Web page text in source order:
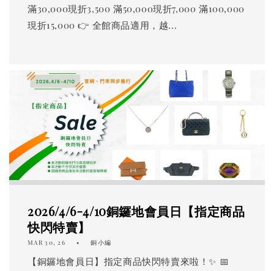
滿30,000現折3,500 滿50,000現折7,000 滿100,000
現折15,000 👉 全館商品適用，越...
2026/4/6-4/10銅鑼地會員日【指定商品
快閃特賣】
MAR 30, 26 銅小編
【銅鑼地會員日】指定商品快閃特賣來啦！✨ 📅